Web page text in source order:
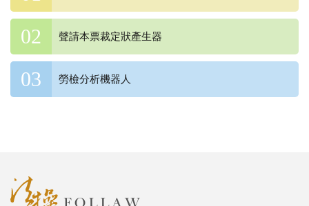
聲請本票裁定狀產生器
勞檢分析機器人